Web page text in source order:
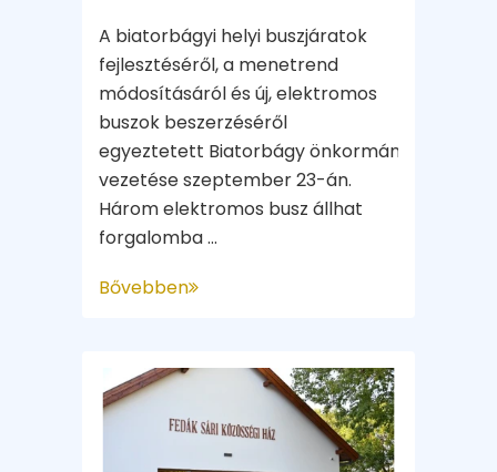
A biatorbágyi helyi buszjáratok
fejlesztéséről, a menetrend
módosításáról és új, elektromos
buszok beszerzéséről
egyeztetett Biatorbágy önkormányzatának
vezetése szeptember 23-án.
Három elektromos busz állhat
forgalomba ...
Bővebben